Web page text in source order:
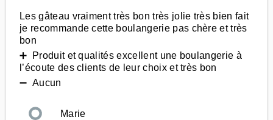
Les gâteau vraiment très bon très jolie très bien fait
je recommande cette boulangerie pas chère et très
bon
➕ Produit et qualités excellent une boulangerie à
l’écoute des clients de leur choix et très bon
➖ Aucun
Marie